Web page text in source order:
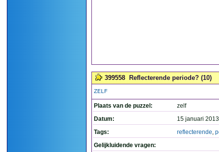
399558 Reflecterende periode? (10)
ZELF
Plaats van de puzzel:
zelf
Datum:
15 januari
Tags:
reflecterende,
Gelijkluidende vragen: